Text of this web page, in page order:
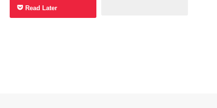
Read Later